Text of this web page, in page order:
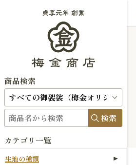
商品検索
検索
カテゴリ一覧
生地の種類